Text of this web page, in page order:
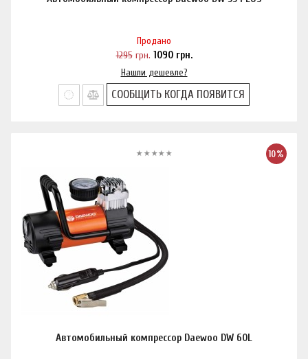
Продано
1295грн. 1090грн.
Нашли дешевле?
СООБЩИТЬ КОГДА ПОЯВИТСЯ
10%
Автомобильный компрессор Daewoo DW 60L